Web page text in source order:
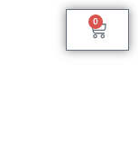
0